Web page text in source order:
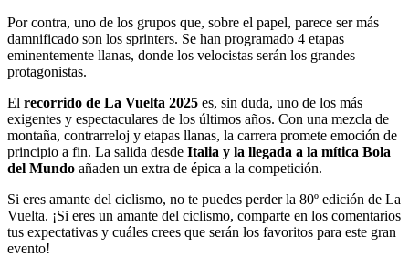
Por contra, uno de los grupos que, sobre el papel, parece ser más
damnificado son los sprinters. Se han programado 4 etapas
eminentemente llanas, donde los velocistas serán los grandes
protagonistas.
El recorrido de La Vuelta 2025 es, sin duda, uno de los más
exigentes y espectaculares de los últimos años. Con una mezcla de
montaña, contrarreloj y etapas llanas, la carrera promete emoción de
principio a fin. La salida desde Italia y la llegada a la mítica Bola
del Mundo añaden un extra de épica a la competición.
Si eres amante del ciclismo, no te puedes perder la 80º edición de La
Vuelta. ¡Si eres un amante del ciclismo, comparte en los comentarios
tus expectativas y cuáles crees que serán los favoritos para este gran
evento!